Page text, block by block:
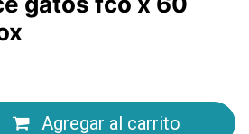
Agregar al carrito